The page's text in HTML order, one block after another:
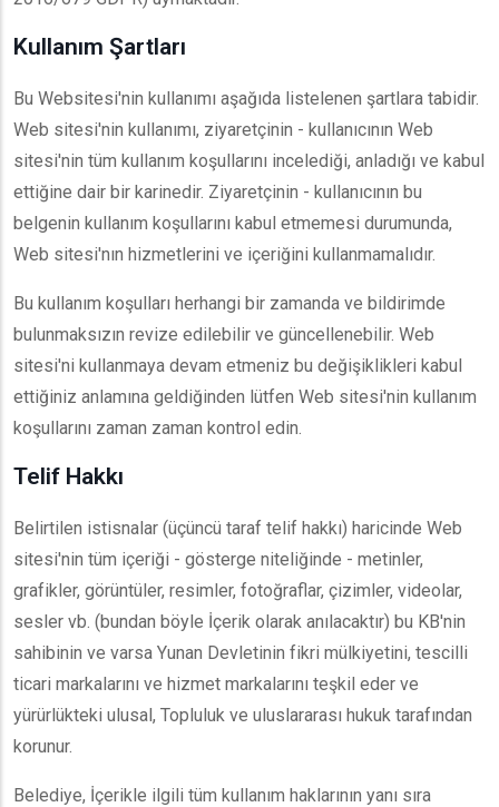
Kullanım Şartları
Bu Websitesi'nin kullanımı aşağıda listelenen şartlara tabidir.
Web sitesi'nin kullanımı, ziyaretçinin - kullanıcının Web
sitesi'nin tüm kullanım koşullarını incelediği, anladığı ve kabul
ettiğine dair bir karinedir. Ziyaretçinin - kullanıcının bu
belgenin kullanım koşullarını kabul etmemesi durumunda,
Web sitesi'nın hizmetlerini ve içeriğini kullanmamalıdır.
Bu kullanım koşulları herhangi bir zamanda ve bildirimde
bulunmaksızın revize edilebilir ve güncellenebilir. Web
sitesi'ni kullanmaya devam etmeniz bu değişiklikleri kabul
ettiğiniz anlamına geldiğinden lütfen Web sitesi'nin kullanım
koşullarını zaman zaman kontrol edin.
Telif Hakkı
Belirtilen istisnalar (üçüncü taraf telif hakkı) haricinde Web
sitesi'nin tüm içeriği - gösterge niteliğinde - metinler,
grafikler, görüntüler, resimler, fotoğraflar, çizimler, videolar,
sesler vb. (bundan böyle İçerik olarak anılacaktır) bu KB'nin
sahibinin ve varsa Yunan Devletinin fikri mülkiyetini, tescilli
ticari markalarını ve hizmet markalarını teşkil eder ve
yürürlükteki ulusal, Topluluk ve uluslararası hukuk tarafından
korunur.
Belediye, İçerikle ilgili tüm kullanım haklarının yanı sıra